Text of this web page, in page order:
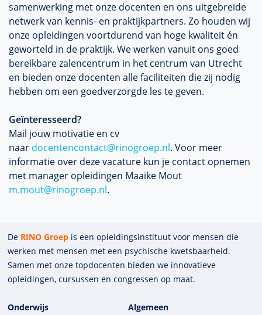
samenwerking met onze docenten en ons uitgebreide
netwerk van kennis- en praktijkpartners. Zo houden wij
onze opleidingen voortdurend van hoge kwaliteit én
geworteld in de praktijk. We werken vanuit ons goed
bereikbare zalencentrum in het centrum van Utrecht
en bieden onze docenten alle faciliteiten die zij nodig
hebben om een goedverzorgde les te geven.
Geïnteresseerd?
Mail jouw motivatie en cv
naar docentencontact@rinogroep.nl. Voor meer
informatie over deze vacature kun je contact opnemen
met manager opleidingen Maaike Mout
m.mout@rinogroep.nl.
De RINO Groep is een opleidings­insti­tuut voor mensen die
werken met mensen met een psychische kwets­baar­heid.
Samen met onze top­docenten bieden we innova­tieve
opleidingen, cursussen en congres­sen op maat.
Onderwijs
Algemeen